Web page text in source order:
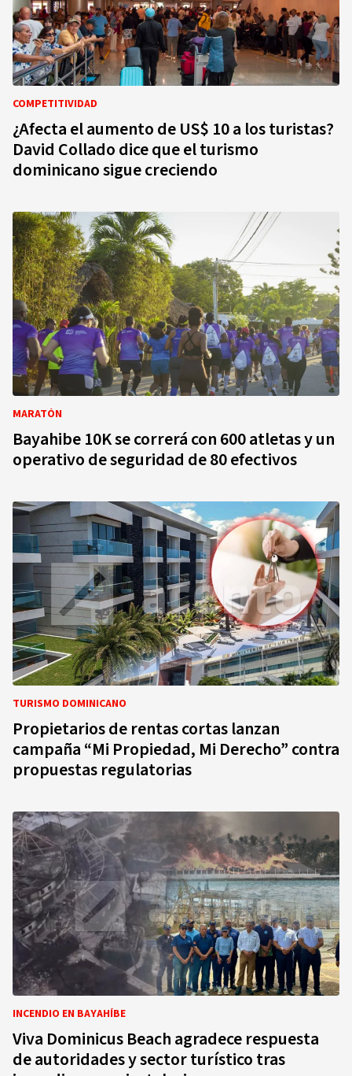
COMPETITIVIDAD
¿Afecta el aumento de US$ 10 a los turistas?
David Collado dice que el turismo
dominicano sigue creciendo
MARATÓN
Bayahibe 10K se correrá con 600 atletas y un
operativo de seguridad de 80 efectivos
TURISMO DOMINICANO
Propietarios de rentas cortas lanzan
campaña “Mi Propiedad, Mi Derecho” contra
propuestas regulatorias
INCENDIO EN BAYAHÍBE
Viva Dominicus Beach agradece respuesta
de autoridades y sector turístico tras